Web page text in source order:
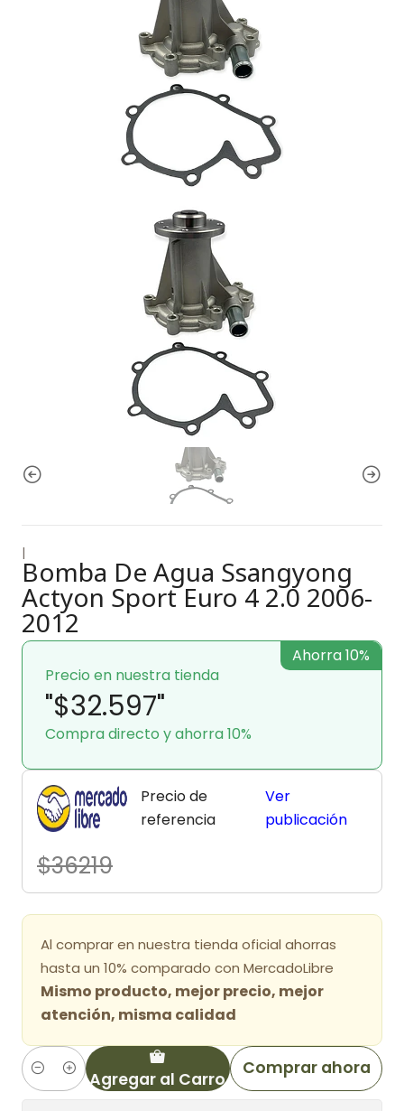
|
Bomba De Agua Ssangyong
Actyon Sport Euro 4 2.0 2006-
2012
Precio en nuestra tienda
"$32.597"
Compra directo y ahorra 10%
Ahorra 10%
Precio de
referencia
$36219
Ver
publicación
Al comprar en nuestra tienda oficial ahorras
hasta un 10% comparado con MercadoLibre
Mismo producto, mejor precio, mejor
atención, misma calidad
Cantidad Agregar al Carro
Comprar ahora